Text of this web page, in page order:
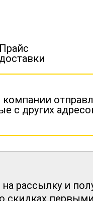
Прайс
доставки
с других
рассылку и
скидках первыми